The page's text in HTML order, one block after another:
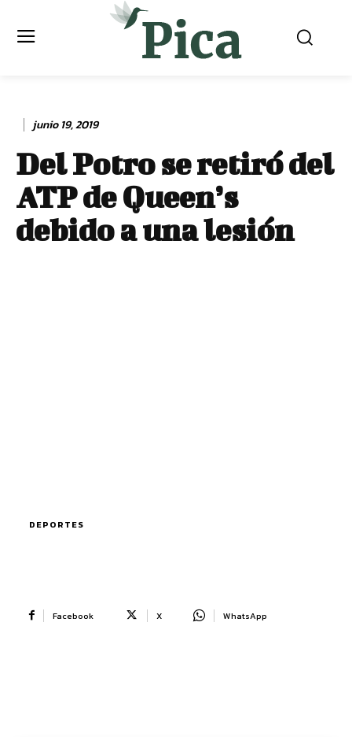
junio 19, 2019
Del Potro se retiró del
ATP de Queen’s
debido a una lesión
DEPORTES
Facebook X WhatsApp